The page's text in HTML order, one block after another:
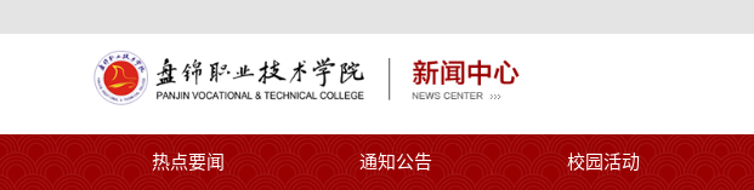
热点要闻 通知公告 校园活动